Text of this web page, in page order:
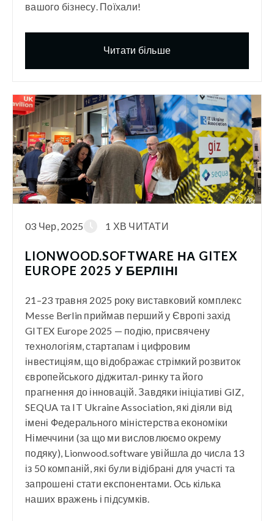
вашого бізнесу. Поїхали!
Читати більше
03 Чер, 2025 1 ХВ ЧИТАТИ
LIONWOOD.SOFTWARE НА GITEX
EUROPE 2025 У БЕРЛІНІ
21–23 травня 2025 року виставковий комплекс
Messe Berlin приймав перший у Європі захід
GITEX Europe 2025 — подію, присвячену
технологіям, стартапам і цифровим
інвестиціям, що відображає стрімкий розвиток
європейського діджитал-ринку та його
прагнення до інновацій. Завдяки ініціативі GIZ,
SEQUA та IT Ukraine Association, які діяли від
імені Федерального міністерства економіки
Німеччини (за що ми висловлюємо окрему
подяку), Lionwood.software увійшла до числа 13
із 50 компаній, які були відібрані для участі та
запрошені стати експонентами. Ось кілька
наших вражень і підсумків.